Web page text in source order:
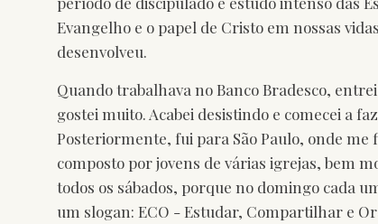
Evangelho e o papel de Cristo em nossas
desenvolveu.
Quando trabalhava no Banco Bradesco,
gostei muito. Acabei desistindo e comecei a
Posteriormente, fui para São Paulo, onde
composto por jovens de várias igrejas, bem
todos os sábados, porque no domingo cada
um slogan: ECO - Estudar, Compartilhar e